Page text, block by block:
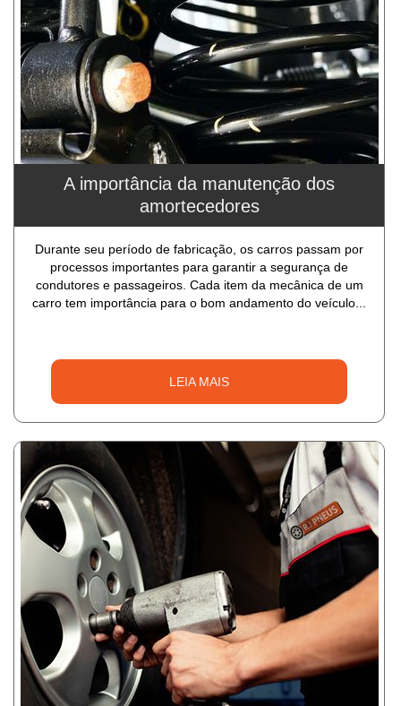
A importância da manutenção dos
amortecedores
Durante seu período de fabricação, os carros passam por
processos importantes para garantir a segurança de
condutores e passageiros. Cada item da mecânica de um
carro tem importância para o bom andamento do veículo...
LEIA MAIS